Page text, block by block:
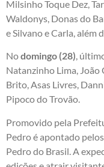
Milsinho Toque Dez,
Waldonys, Donas do
e Silvano e Carla, além
Nodomingo (28),
Natanzinho Lima,
Brito, Asas Livres,
Pipoco do Trovão.
Promovido pela
Pedro é apontado
Pedro do Brasil. A